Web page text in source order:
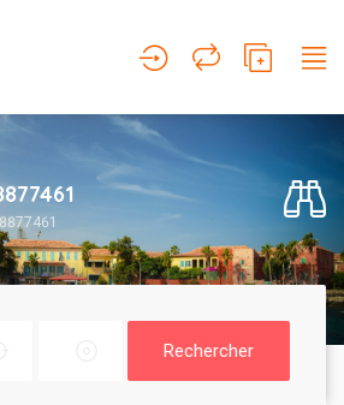
Rechercher